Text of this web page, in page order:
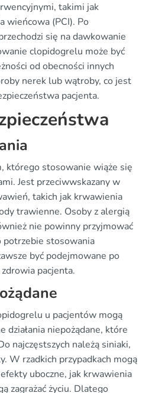
takimi jak
wieńcowa (PCI). Po
się na dawkowanie
clopidogrelu może być
od obecności innych
nerek lub wątroby, co jest
pacjenta.
którego stosowanie wiąże się
Jest przeciwwskazany w
takich jak krwawienia
trawienne. Osoby z alergią
nie powinny przyjmować
potrzebie stosowania
być podejmowane po
pacjenta.
u pacjentów mogą
działania niepożądane, które
najczęstszych należą siniaki,
W rzadkich przypadkach mogą
uboczne, jak krwawienia
zagrażać życiu. Dlatego